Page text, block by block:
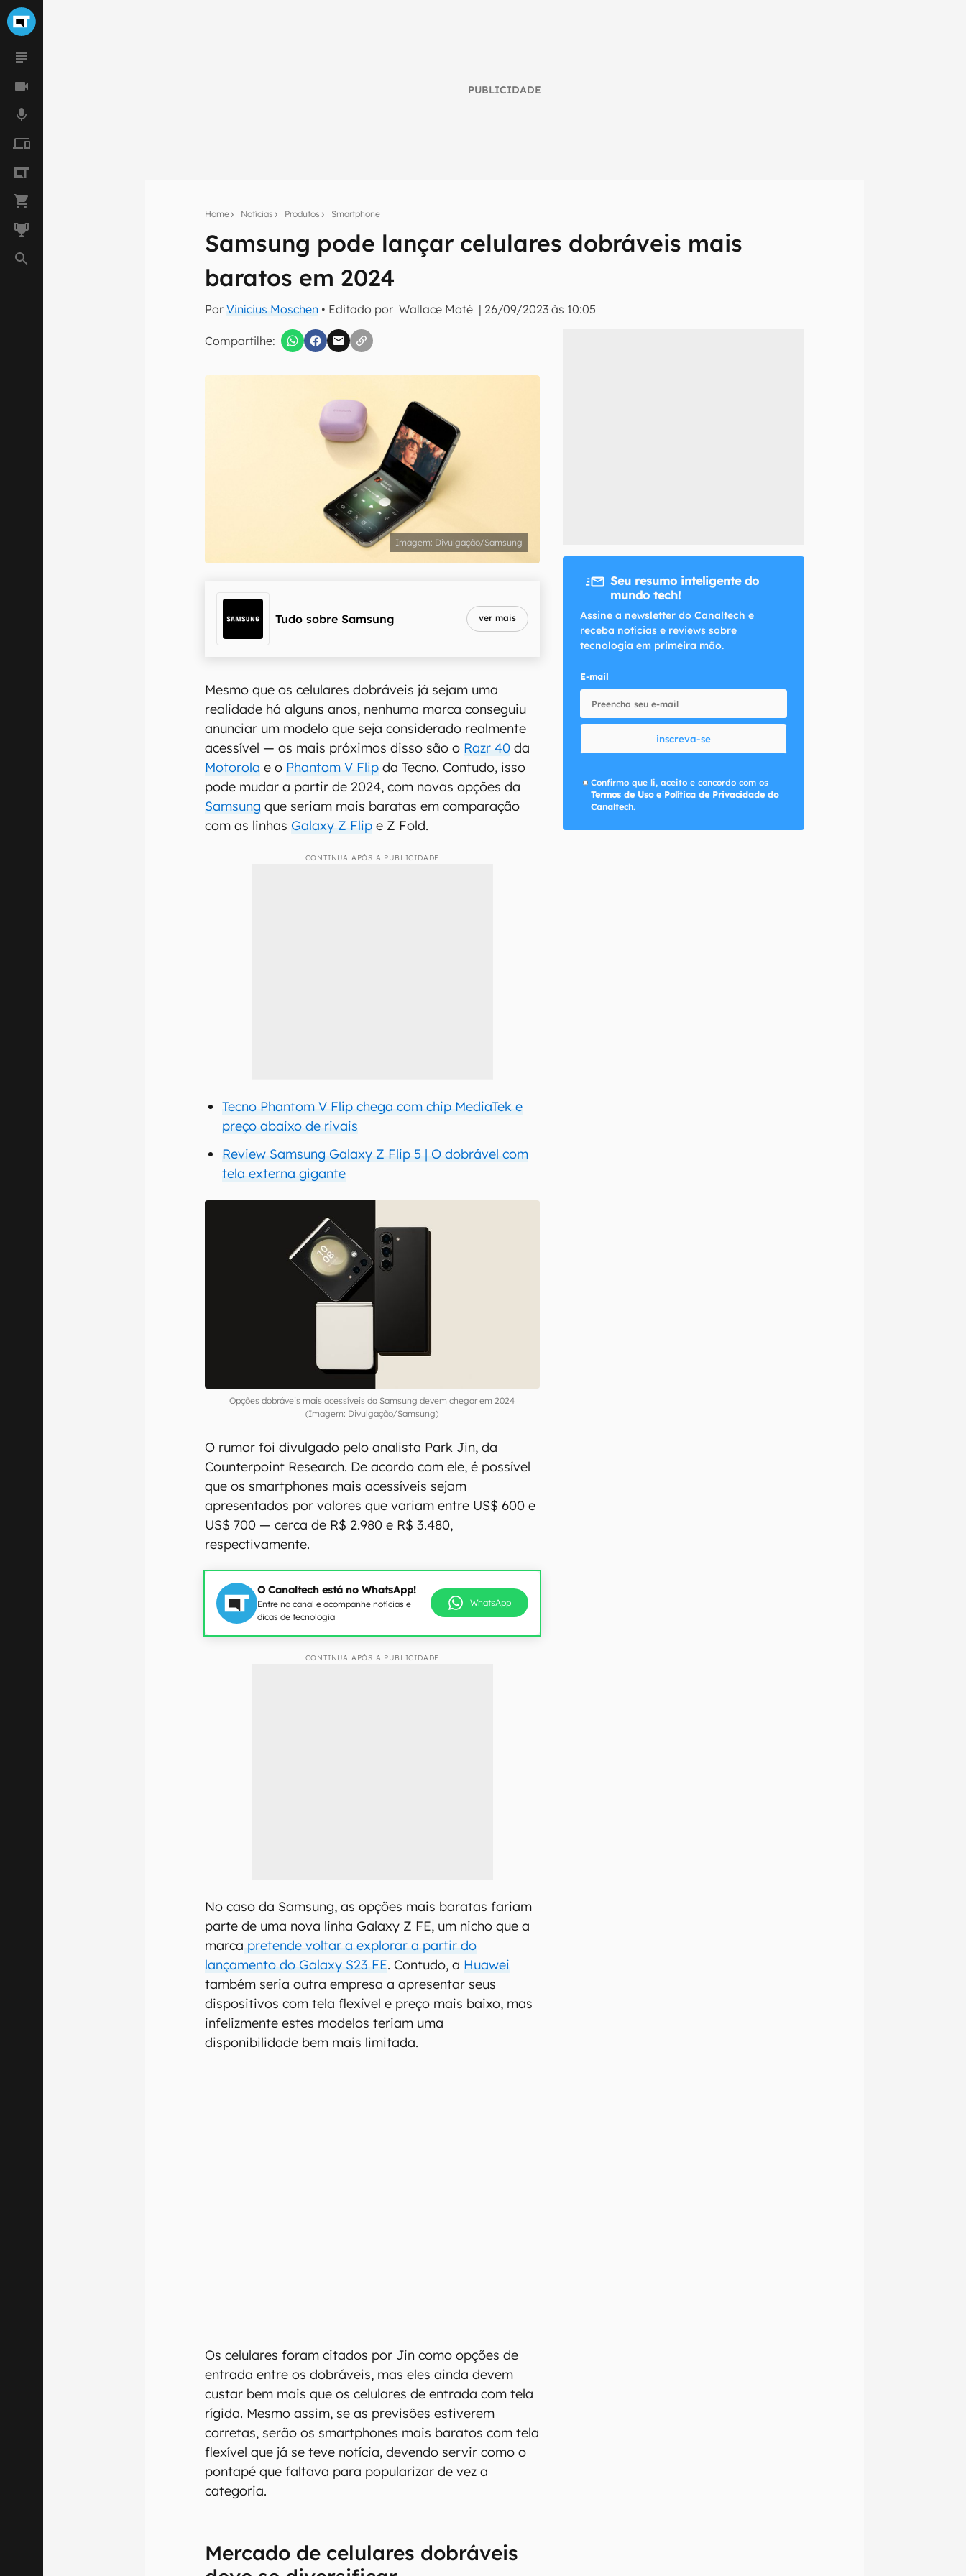
PUBLICIDADE
Home Notícias Produtos Smartphone
Samsung pode lançar celulares dobráveis mais
baratos em 2024
PorVinícius Moschen • Editado por Wallace Moté | 26/09/2023 às 10:05
Compartilhe:
Seu resumo inteligente do mundo tech!
Assine a newsletter do Canaltech e receba notícias e reviews sobre tecnologia em primeira
Confirmo que li, aceito e concordo com os Termos de Uso e Política de Privacidade do Canaltech.
Divulgação/Samsung
Tudo sobre Samsung ver mais
Mesmo que os celulares dobráveis já sejam uma
realidade há alguns anos, nenhuma marca conseguiu
anunciar um modelo que seja considerado realmente
acessível — os mais próximos disso são o Razr 40 da
Motorola e o Phantom V Flip da Tecno. Contudo, isso
pode mudar a partir de 2024, com novas opções da
Samsung que seriam mais baratas em comparação
com as linhasGalaxy Z Flip e Z Fold.
CONTINUA APÓS A PUBLICIDADE
Tecno Phantom V Flip chega com chip MediaTek e
preço abaixo de rivais
Review Samsung Galaxy Z Flip 5 | O dobrável com
tela externa gigante
Opções dobráveis mais acessíveis da Samsung devem chegar em 2024
(Imagem: Divulgação/Samsung)
O rumor foi divulgado pelo analista Park Jin, da
Counterpoint Research. De acordo com ele, é possível
que os smartphones mais acessíveis sejam
apresentados por valores que variam entre US$ 600 e
US$ 700 — cerca de R$ 2.980 e R$ 3.480,
respectivamente.
O Canaltech está no WhatsApp!
Entre no canal e acompanhe notícias e
dicas de tecnologia
WhatsApp
CONTINUA APÓS A PUBLICIDADE
No caso da Samsung, as opções mais baratas fariam
parte de uma nova linha Galaxy Z FE, um nicho que a
marca pretende voltar a explorar a partir do
lançamento do Galaxy S23 FE. Contudo, a Huawei
também seria outra empresa a apresentar seus
dispositivos com tela flexível e preço mais baixo, mas
infelizmente estes modelos teriam uma
disponibilidade bem mais limitada.
Os celulares foram citados por Jin como opções de
entrada entre os dobráveis, mas eles ainda devem
custar bem mais que os celulares de entrada com tela
rígida. Mesmo assim, se as previsões estiverem
corretas, serão os smartphones mais baratos com tela
flexível que já se teve notícia, devendo servir como o
pontapé que faltava para popularizar de vez a
categoria.
Mercado de celulares dobráveis
Seu resumo inteligente do
mundo tech!
Assine a newsletter do Canaltech e
receba notícias e reviews sobre
tecnologia em primeira mão.
E-mail
inscreva-se
Confirmo que li, aceito e concordo com os
Termos de Uso e Política de Privacidade do
Canaltech.